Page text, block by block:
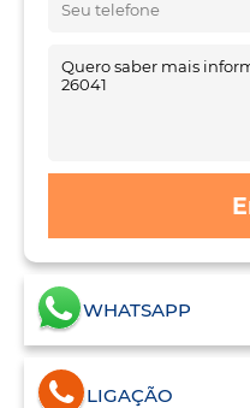
WHATSAPP
LIGAÇÃO